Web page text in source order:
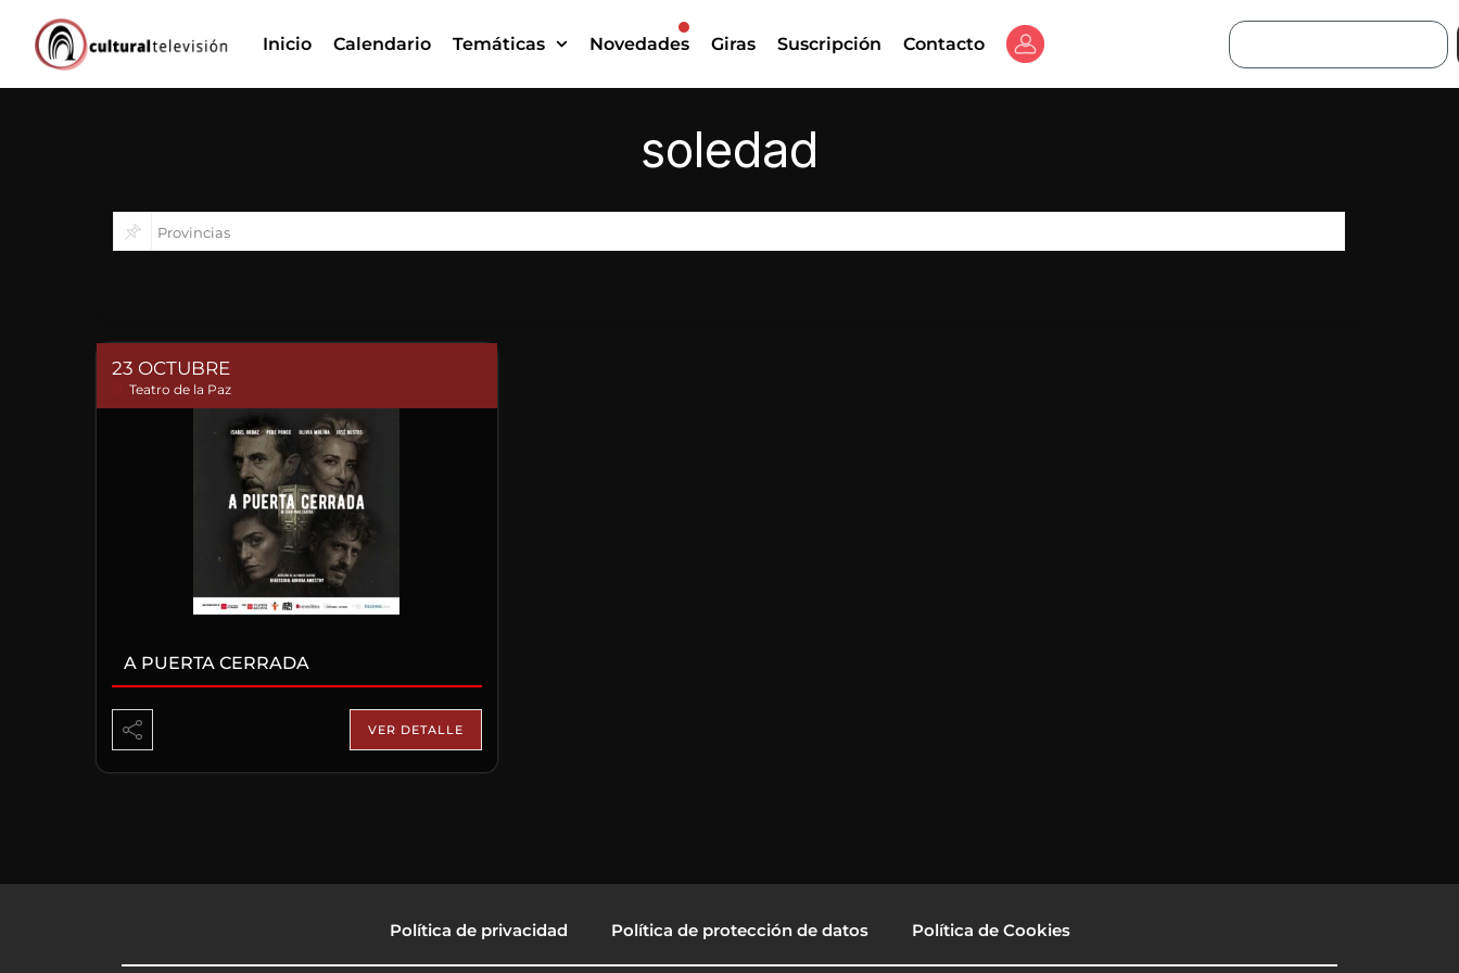
contenido
Inicio Calendario Temáticas Novedades Giras Suscripción Contacto
Buscar
soledad
23 OCTUBRE
Teatro de la Paz
A PUERTA CERRADA
VER DETALLE
Política de privacidad Política de protección de datos Política de Cookies